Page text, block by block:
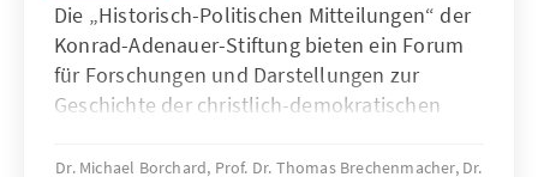
Die „Historisch-Politischen Mitteilungen“ der
Konrad-Adenauer-Stiftung bieten ein Forum
für Forschungen und Darstellungen zur
Geschichte der christlich-demokratischen
Vorgeschichte im Kontext der geistigen,
Dr. Michael Borchard, Prof. Dr. Thomas Brechenmacher, Dr.